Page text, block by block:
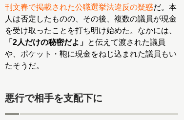
刊文春で掲載された公職選挙法違反の疑惑だ。本
人は否定したものの、その後、複数の議員が現金
を受け取ったことを打ち明け始めた。なかには、
「2人だけの秘密だよ」 と伝えて渡された議員
や、ポケット・鞄に現金をねじ込まれた議員もい
たそうだ。
悪行で相手を支配下に